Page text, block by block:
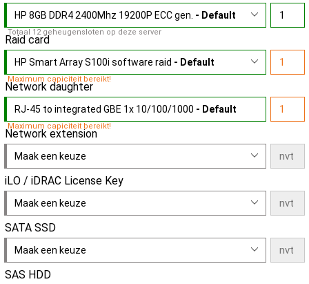
HP 8GB DDR4 2400Mhz 19200P ECC gen. - Default
Totaal 12 geheugensloten op deze server
Raid card
HP Smart Array S100i software raid - Default
Maximum capiciteit bereikt!
Network daughter
RJ-45 to integrated GBE 1x 10/100/1000 - Default
Maximum capiciteit bereikt!
Network extension
Maak een keuze
iLO / iDRAC License Key
Maak een keuze
SATA SSD
Maak een keuze
SAS HDD